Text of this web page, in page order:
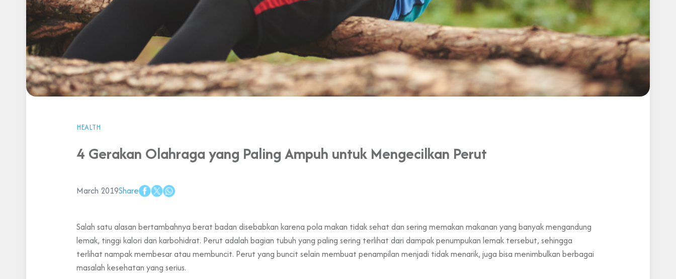
HEALTH
4 Gerakan Olahraga yang Paling Ampuh untuk Mengecilkan Perut
March 2019Share
Salah satu alasan bertambahnya berat badan disebabkan karena pola makan tidak sehat dan sering memakan makanan yang banyak mengandung
lemak, tinggi kalori dan karbohidrat. Perut adalah bagian tubuh yang paling sering terlihat dari dampak penumpukan lemak tersebut, sehingga
terlihat nampak membesar atau membuncit. Perut yang buncit selain membuat penampilan menjadi tidak menarik, juga bisa menimbulkan berbagai
masalah kesehatan yang serius.